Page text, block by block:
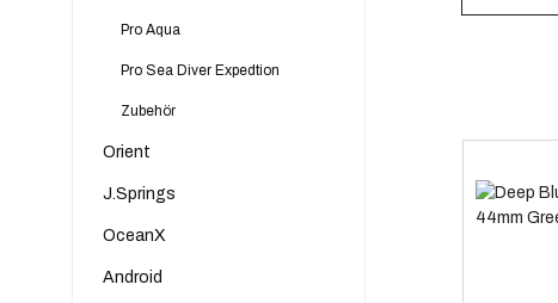
Pro Aqua
Pro Sea Diver Expedtion
Zubehör
Orient
J.Springs
OceanX
Android